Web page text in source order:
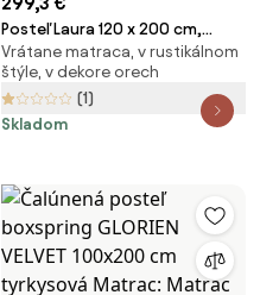
Posteľ Laura 120 x 200 cm,
orech Rošt: S latkovým roštom,
Matrac: Matrac SOMMERA 18
cm
Vrátane matraca, v rustikálnom
štýle, v dekore orech
(1)
Skladom